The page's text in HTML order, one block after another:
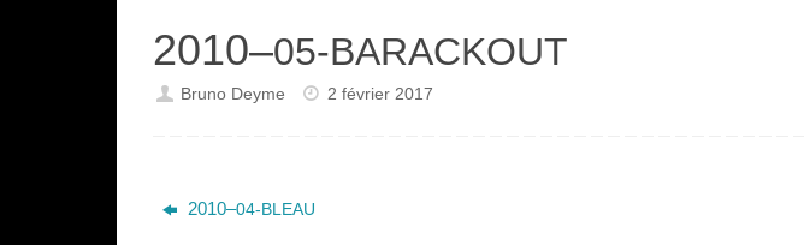
2010–05-BARACKOUT
Bruno Deyme 2 février 2017
2010–04-BLEAU